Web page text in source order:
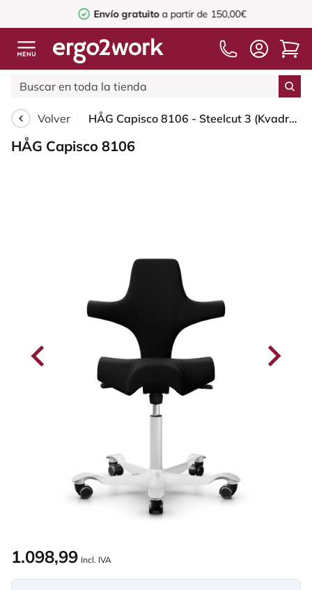
Envío gratuitoa partir de 150,00€
Volver HÅG Capisco 8106 - Steelcut 3 (Kvadrat) - Lana / Poliamida - STT190 - Black - White - 200 mm (seat height 46-64cm) - Hard castors for soft floors
HÅG Capisco 8106
1.098,99 Incl. IVA